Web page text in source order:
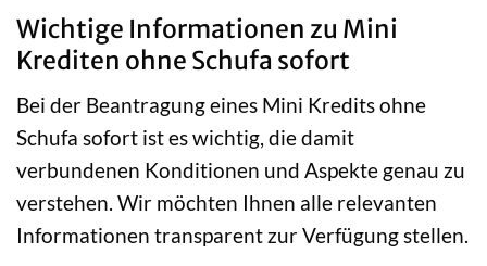
Wichtige Informationen zu Mini
Krediten ohne Schufa sofort
Bei der Beantragung eines Mini Kredits ohne
Schufa sofort ist es wichtig, die damit
verbundenen Konditionen und Aspekte genau zu
verstehen. Wir möchten Ihnen alle relevanten
Informationen transparent zur Verfügung stellen.